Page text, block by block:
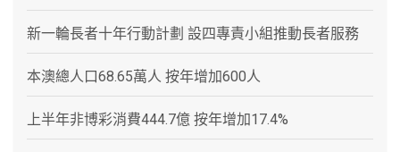
新一輪長者十年行動計劃 設四專責小組推動長者服務
本澳總人口68.65萬人 按年增加600人
上半年非博彩消費444.7億 按年增加17.4%